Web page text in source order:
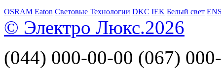
OSRAM Eaton Световые Технологии DKC IEK Белый свет
© Электро Люкс.2026
(044) 000-00-00 (067)